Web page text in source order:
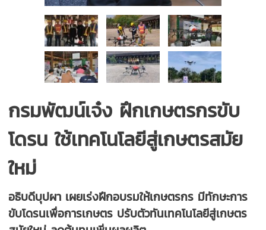
กรมพัฒน์เจ๋ง ฝึกเกษตรกรขับ
โดรน ใช้เทคโนโลยีสู่เกษตรสมัย
ใหม่
อธิบดีบุปผา เผยเร่งฝึกอบรมให้เกษตรกร มีทักษะการ
ขับโดรนเพื่อการเกษตร ปรับตัวทันเทคโนโลยีสู่เกษตร